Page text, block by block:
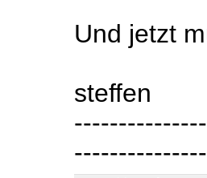
Und jetzt
steffen